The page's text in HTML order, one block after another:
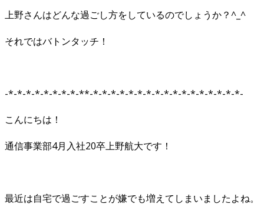
上野さんはどんな過ごし方をしているのでしょうか？^_^
それではバトンタッチ！
-*-*-*-*-*-*-*-*-**-*-*-*-*-*-*-*-*-*-*-*-*-*-*-*-*-*-
こんにちは！
通信事業部4月入社20卒上野航大です！
最近は自宅で過ごすことが嫌でも増えてしまいましたよね。